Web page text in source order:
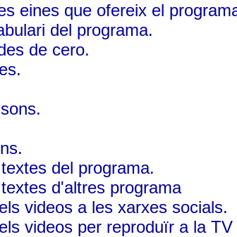
eines que ofereix el
del programa.
de cero.
del programa.
d'altres programa
videos a les xarxes socials.
videos per reproduïr a la